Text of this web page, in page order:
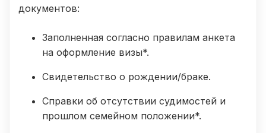
документов:
Заполненная согласно правилам анкета
на оформление визы*.
Свидетельство о рождении/браке.
Справки об отсутствии судимостей и
прошлом семейном положении*.